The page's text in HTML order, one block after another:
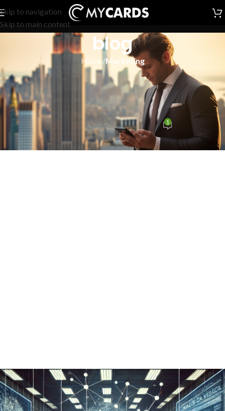
Skip to navigation
Skip to main content
blog
Home/Marketing
MARKETING ,MYCARDS
Tendenze nel Networking
Digitale che devi conoscere
On Dicembre 12, 2024 1